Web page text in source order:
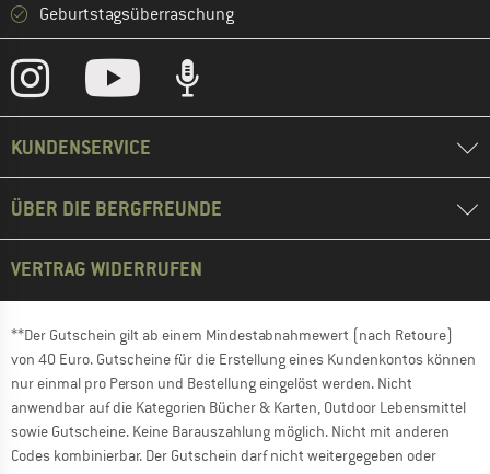
Geburtstagsüberraschung
KUNDENSERVICE
ÜBER DIE BERGFREUNDE
VERTRAG WIDERRUFEN
**Der Gutschein gilt ab einem Mindestabnahmewert (nach Retoure)
von 40 Euro. Gutscheine für die Erstellung eines Kundenkontos können
nur einmal pro Person und Bestellung eingelöst werden. Nicht
anwendbar auf die Kategorien Bücher & Karten, Outdoor Lebensmittel
sowie Gutscheine. Keine Barauszahlung möglich. Nicht mit anderen
Codes kombinierbar. Der Gutschein darf nicht weitergegeben oder